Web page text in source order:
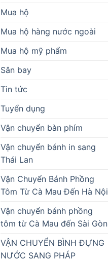
Mua hộ
Mua hộ hàng nước ngoài
Mua hộ mỹ phẩm
Sân bay
Tin tức
Tuyển dụng
Vận chuyển bàn phím
Vận chuyển bánh in sang
Thái Lan
Vận Chuyển Bánh Phồng
Tôm Từ Cà Mau Đến Hà Nội
Vận chuyển bánh phồng
tôm từ Cà Mau đến Sài Gòn
VẬN CHUYỂN BÌNH ĐỰNG
NƯỚC SANG PHÁP